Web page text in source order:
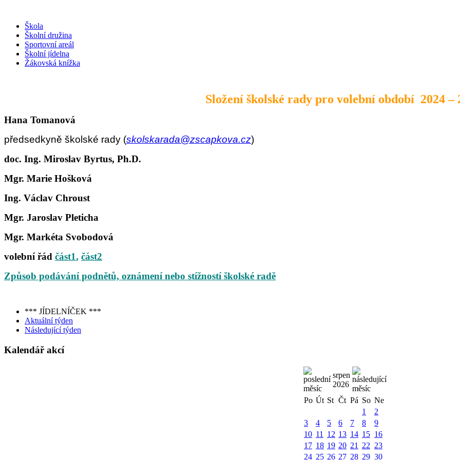
Škola
Školní družina
Sportovní areál
Školní jídelna
Žákovská knížka
Složení školské rady pro volební období 2024 –
Hana Tomanová
předsedkyně školské rady (skolskarada@zscapkova.cz)
doc. Ing. Miroslav Byrtus, Ph.D.
Mgr. Marie Hošková
Ing. Václav Chroust
Mgr. Jaroslav Pleticha
Mgr. Markéta Svobodová
volební řád část1, část2
Způsob podávání podnětů, oznámení nebo stížností školské radě
*** JÍDELNÍČEK ***
Aktuální týden
Následující týden
Kalendář akcí
srpen
2026
Po Út St Čt Pá So Ne
1
2
3
4 5 6 7 8
9
10 11 12 13 14 15 16
17 18 19 20 21 22 23
24 25 26 27 28 29 30